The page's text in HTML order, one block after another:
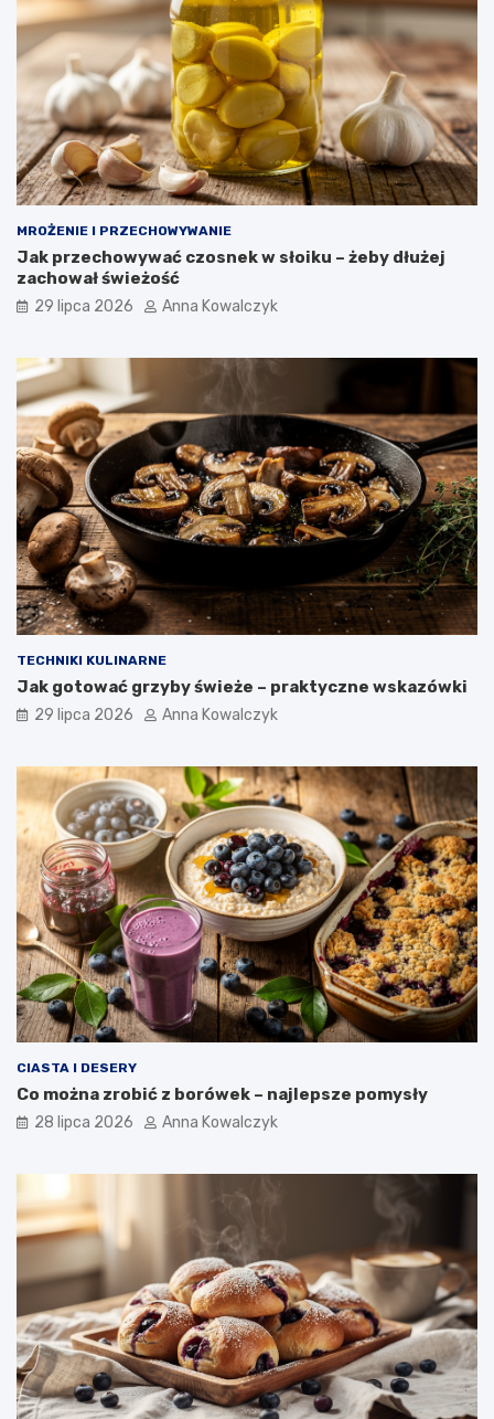
MROŻENIE I PRZECHOWYWANIE
Jak przechowywać czosnek w słoiku – żeby dłużej
zachował świeżość
29 lipca 2026 Anna Kowalczyk
TECHNIKI KULINARNE
Jak gotować grzyby świeże – praktyczne wskazówki
29 lipca 2026 Anna Kowalczyk
CIASTA I DESERY
Co można zrobić z borówek – najlepsze pomysły
28 lipca 2026 Anna Kowalczyk